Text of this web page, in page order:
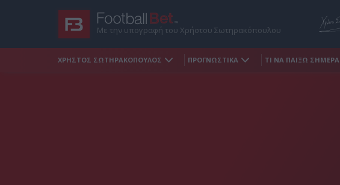
Με την υπογραφή του Χρήστου Σωτηρακόπουλου
ΧΡΗΣΤΟΣ ΣΩΤΗΡΑΚΟΠΟΥΛΟΣ ΠΡΟΓΝΩΣΤΙΚΑ ΤΙ ΝΑ ΠΑΙΞΩ ΣΗΜΕΡΑ